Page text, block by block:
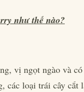
như thế nào?
vị ngọt ngào và
các loại trái cây cắt